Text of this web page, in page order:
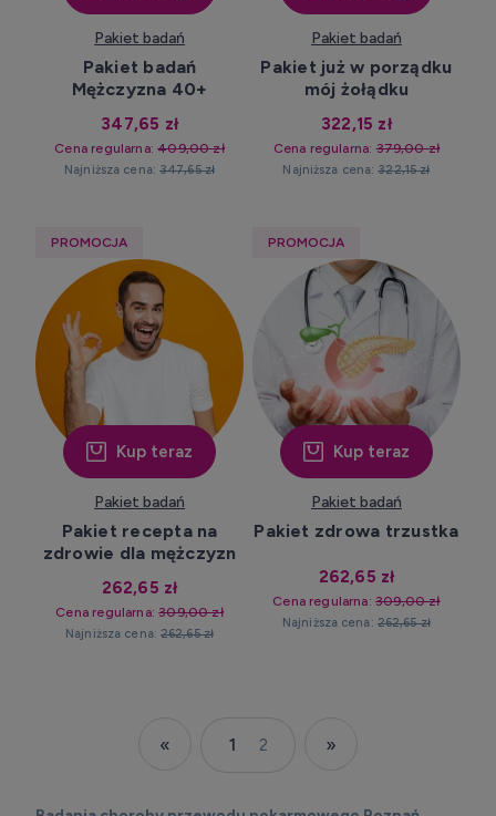
Pakiet badań
Pakiet badań
Mężczyzna 40+
347,65 zł
Cena regularna:409,00 zł
Najniższa cena: 347,65 zł
Pakiet badań
Pakiet już w porządku
mój żołądku
322,15 zł
Cena regularna:379,00 zł
Najniższa cena:322,15 zł
Pakiet badań
Pakiet recepta na
zdrowie dla mężczyzn
262,65 zł
Cena regularna:309,00 zł
Najniższa cena: 262,65 zł
Kup teraz
PROMOCJA
Pakiet badań
Pakiet zdrowa trzustka
262,65 zł
Cena regularna:309,00 zł
Najniższa cena: 262,65 zł
Kup teraz
PROMOCJA
« 1 2 »